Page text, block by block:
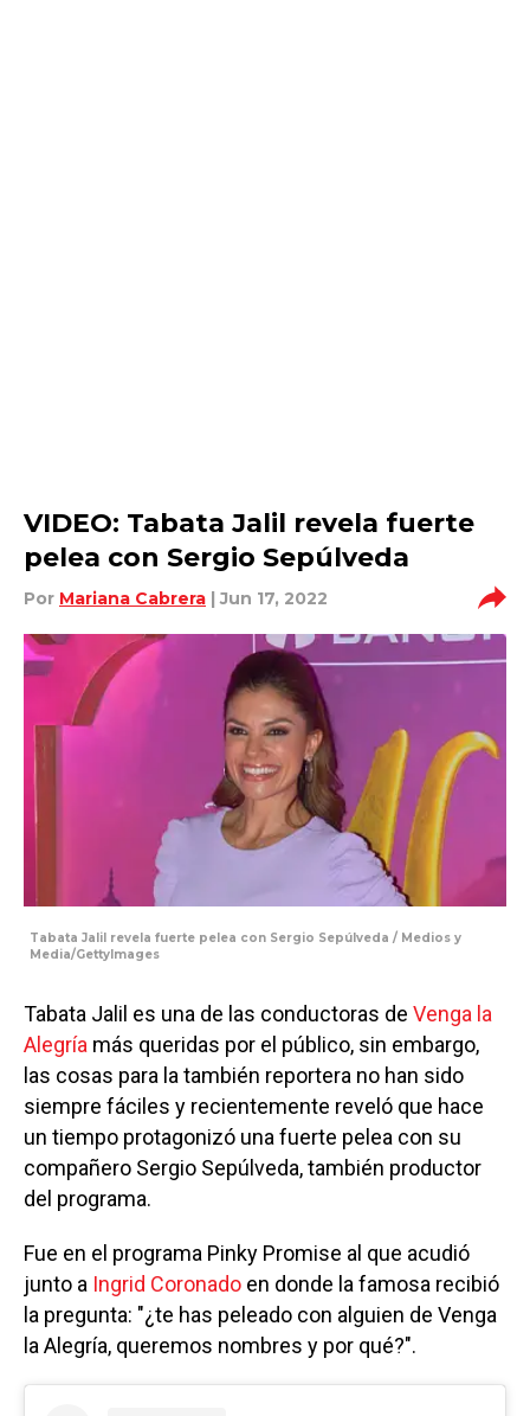
VIDEO: Tabata Jalil revela fuerte
pelea con Sergio Sepúlveda
Por Mariana Cabrera | Jun 17, 2022
Tabata Jalil revela fuerte pelea con Sergio Sepúlveda / Medios y
Media/GettyImages
Tabata Jalil es una de las conductoras de Venga la
Alegría más queridas por el público, sin embargo,
las cosas para la también reportera no han sido
siempre fáciles y recientemente reveló que hace
un tiempo protagonizó una fuerte pelea con su
compañero Sergio Sepúlveda, también productor
del programa.
Fue en el programa Pinky Promise al que acudió
junto a Ingrid Coronado en donde la famosa recibió
la pregunta: "¿te has peleado con alguien de Venga
la Alegría, queremos nombres y por qué?".